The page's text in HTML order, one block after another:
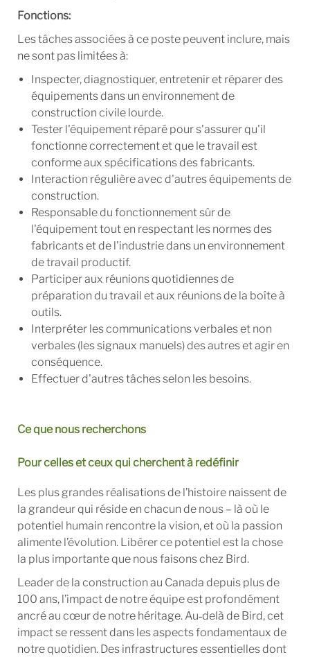
Fonctions:
Les tâches associées à ce poste peuvent inclure, mais
ne sont pas limitées à:
Inspecter, diagnostiquer, entretenir et réparer des
équipements dans un environnement de
construction civile lourde.
Tester l'équipement réparé pour s'assurer qu'il
fonctionne correctement et que le travail est
conforme aux spécifications des fabricants.
Interaction régulière avec d'autres équipements de
construction.
Responsable du fonctionnement sûr de
l'équipement tout en respectant les normes des
fabricants et de l'industrie dans un environnement
de travail productif.
Participer aux réunions quotidiennes de
préparation du travail et aux réunions de la boîte à
outils.
Interpréter les communications verbales et non
verbales (les signaux manuels) des autres et agir en
conséquence.
Effectuer d'autres tâches selon les besoins.
Ce que nous recherchons
Pour celles et ceux qui cherchent à redéfinir
Les plus grandes réalisations de l’histoire naissent de
la grandeur qui réside en chacun de nous – là où le
potentiel humain rencontre la vision, et où la passion
alimente l’évolution. Libérer ce potentiel est la chose
la plus importante que nous faisons chez Bird.
Leader de la construction au Canada depuis plus de
100 ans, l’impact de notre équipe est profondément
ancré au cœur de notre héritage. Au‑delà de Bird, cet
impact se ressent dans les aspects fondamentaux de
notre quotidien. Des infrastructures essentielles dont